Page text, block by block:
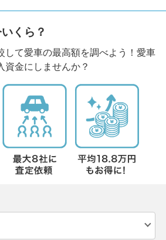
くら？
して愛車の最高額を調べよう！愛車
資金にしませんか？